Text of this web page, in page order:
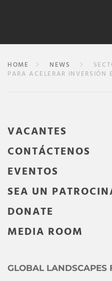
HOME NEWS
PARA ACELERAR
VACANTES
CONTÁCTENOS
EVENTOS
SEA UN
DONATE
MEDIA ROOM
GLOBAL LANDSCAPES